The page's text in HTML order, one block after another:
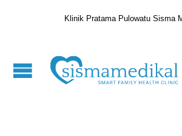
Klinik Pratama Pulowatu Sisma